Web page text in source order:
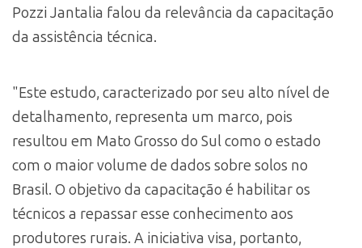
Pozzi Jantalia falou da relevância da capacitação
da assistência técnica.
"Este estudo, caracterizado por seu alto nível de
detalhamento, representa um marco, pois
resultou em Mato Grosso do Sul como o estado
com o maior volume de dados sobre solos no
Brasil. O objetivo da capacitação é habilitar os
técnicos a repassar esse conhecimento aos
produtores rurais. A iniciativa visa, portanto,